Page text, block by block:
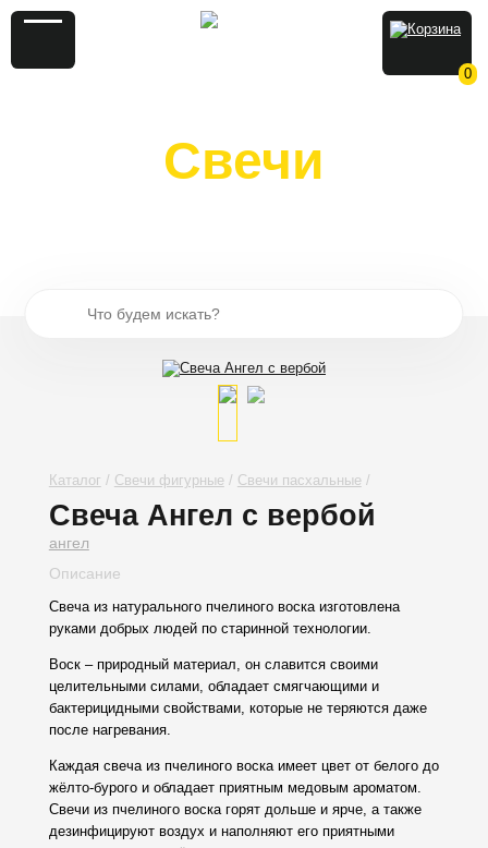
0
Свечи
Каталог Свечи фигурные Свечи пасхальные
Свеча Ангел с вербой
ангел
Описание
Свеча из натурального пчелиного воска изготовлена
руками добрых людей по старинной технологии.
Воск – природный материал, он славится своими
целительными силами, обладает смягчающими и
бактерицидными свойствами, которые не теряются даже
после нагревания.
Каждая свеча из пчелиного воска имеет цвет от белого до
жёлто-бурого и обладает приятным медовым ароматом.
Свечи из пчелиного воска горят дольше и ярче, а также
дезинфицируют воздух и наполняют его приятными